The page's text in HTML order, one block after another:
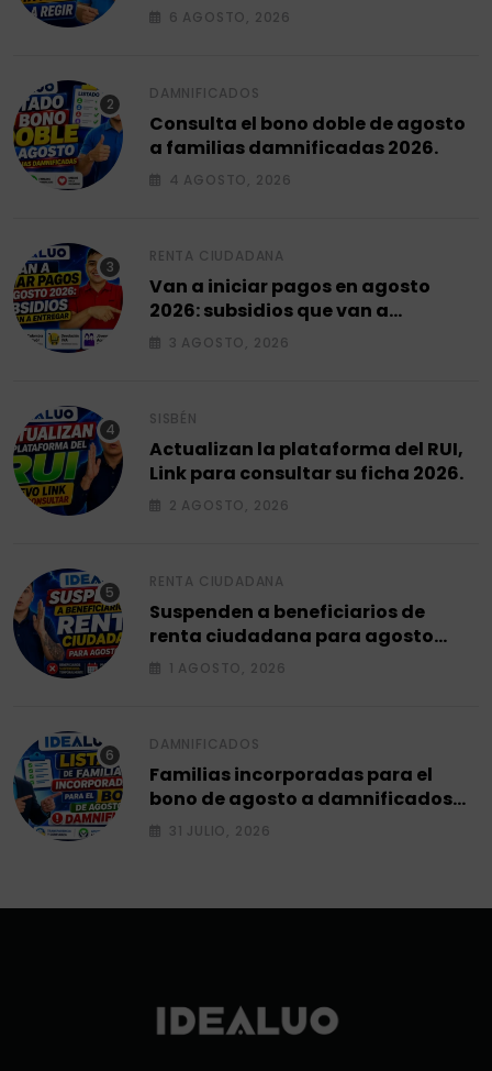
fecha empieza a regir en el 2026.
6 AGOSTO, 2026
DAMNIFICADOS
Consulta el bono doble de agosto
a familias damnificadas 2026.
4 AGOSTO, 2026
RENTA CIUDADANA
Van a iniciar pagos en agosto
2026: subsidios que van a
entregar.
3 AGOSTO, 2026
SISBÉN
Actualizan la plataforma del RUI,
Link para consultar su ficha 2026.
2 AGOSTO, 2026
RENTA CIUDADANA
Suspenden a beneficiarios de
renta ciudadana para agosto
2026.
1 AGOSTO, 2026
DAMNIFICADOS
Familias incorporadas para el
bono de agosto a damnificados
2026.
31 JULIO, 2026